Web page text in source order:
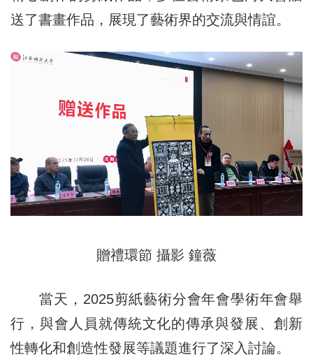
送了書畫作品，展現了藝術界的交流與情誼。
贈禮環節 攝影 鐘薇
當天，2025剪紙藝術分會年會學術年會舉
行，與會人員就傳統文化的傳承與發展、創新
性轉化和創造性發展等議題進行了深入討論。